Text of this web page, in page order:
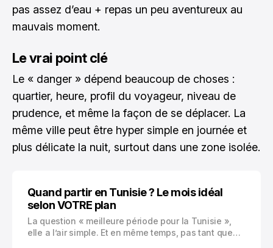
pas assez d’eau + repas un peu aventureux au
mauvais moment.
Le vrai point clé
Le « danger » dépend beaucoup de choses :
quartier, heure, profil du voyageur, niveau de
prudence, et même la façon de se déplacer. La
même ville peut être hyper simple en journée et
plus délicate la nuit, surtout dans une zone isolée.
Quand partir en Tunisie ? Le mois idéal
selon VOTRE plan
La question « meilleure période pour la Tunisie »,
elle a l’air simple. Et en même temps, pas tant que